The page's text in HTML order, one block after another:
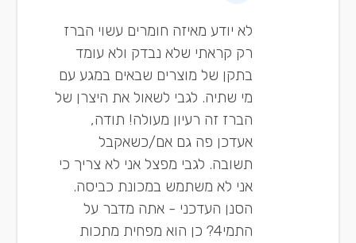
לא יודע מאיזה חומרים עשוי הברז
רק קראתי שלא נבדק ולא עומד
בתקן של מוצרים שבאים במגע עם
מי שתיה. לגבי לשאול את היצרן של
הברז זה רעיון מעולה! תודה,
אעדכן פה גם אם/כשאקבל
תשובה. לגבי מפצל אני לא צריך כי
אני לא משתמש במכונת כביסה.
הסנן העדכני - אתה מדבר על
התמי4? כן הוא מפחית מתכות